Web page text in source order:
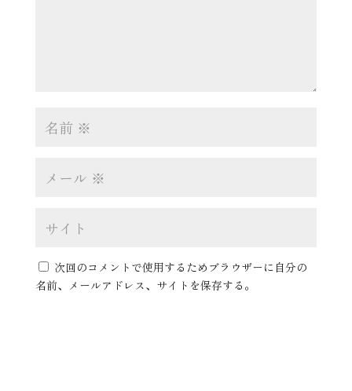
次回のコメントで使用するためブラウザーに自分の
名前、メールアドレス、サイトを保存する。